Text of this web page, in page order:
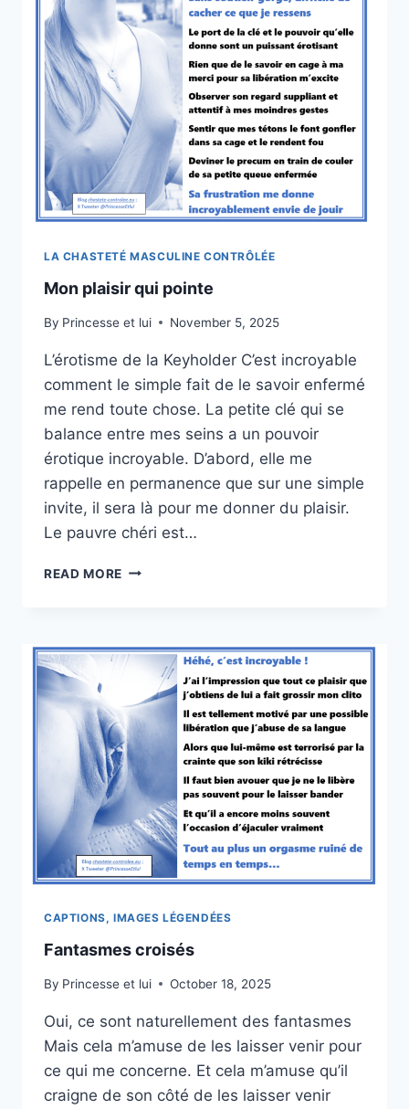
LA CHASTETÉ MASCULINE CONTRÔLÉE
Mon plaisir qui pointe
By Princesse et lui November 5, 2025
L’érotisme de la Keyholder C’est incroyable
comment le simple fait de le savoir enfermé
me rend toute chose. La petite clé qui se
balance entre mes seins a un pouvoir
érotique incroyable. D’abord, elle me
rappelle en permanence que sur une simple
invite, il sera là pour me donner du plaisir.
Le pauvre chéri est…
READ MORE MON
CAPTIONS, IMAGES LÉGENDÉES
Fantasmes croisés
By Princesse et lui October 18, 2025
Oui, ce sont naturellement des fantasmes
Mais cela m’amuse de les laisser venir pour
ce qui me concerne. Et cela m’amuse qu’il
craigne de son côté de les laisser venir